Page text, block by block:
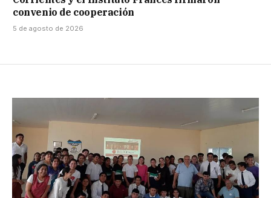
convenio de cooperación
5 de agosto de 2026